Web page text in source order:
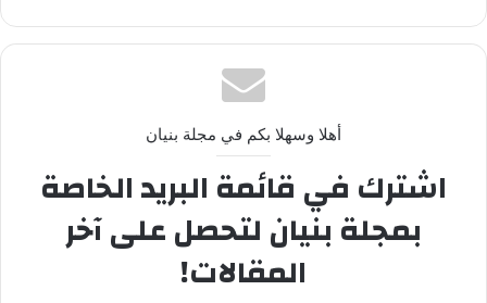
أهلا وسهلا بكم في مجلة بنيان
اشترك في قائمة البريد الخاصة
بمجلة بنيان لتحصل على آخر
المقالات!